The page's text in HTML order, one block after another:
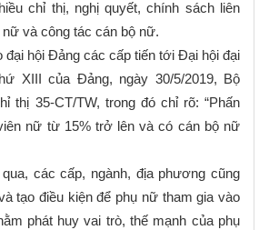
chỉ thị, nghị quyết, chính sách liên
và công tác cán bộ nữ.
đại hội Đảng các cấp tiến tới Đại hội đại
XIII của Đảng, ngày 30/5/2019, Bộ
thị 35-CT/TW, trong đó chỉ rõ: “Phấn
nữ từ 15% trở lên và có cán bộ nữ
các cấp, ngành, địa phương cũng
tạo điều kiện để phụ nữ tham gia vào
phát huy vai trò, thế mạnh của phụ